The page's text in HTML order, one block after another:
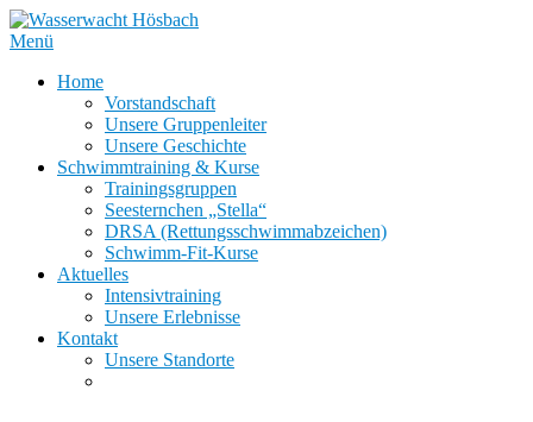
Zum
Inhalt
Menü
Home
Vorstandschaft
Unsere Gruppenleiter
Unsere Geschichte
Schwimmtraining & Kurse
Trainingsgruppen
Seesternchen „Stella“
DRSA (Rettungsschwimmabzeichen)
Schwimm-Fit-Kurse
Aktuelles
Intensivtraining
Unsere Erlebnisse
Kontakt
Unsere Standorte